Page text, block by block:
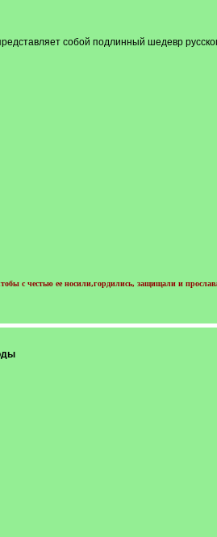
собой подлинный шедевр
с честью ее носили,гордились, защищали и